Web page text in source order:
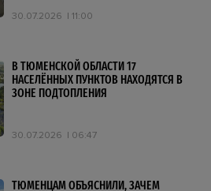
30.07.2026 11:00
В ТЮМЕНСКОЙ ОБЛАСТИ 17
НАСЕЛЁННЫХ ПУНКТОВ НАХОДЯТСЯ В
ЗОНЕ ПОДТОПЛЕНИЯ
30.07.2026 06:47
ТЮМЕНЦАМ ОБЪЯСНИЛИ, ЗАЧЕМ